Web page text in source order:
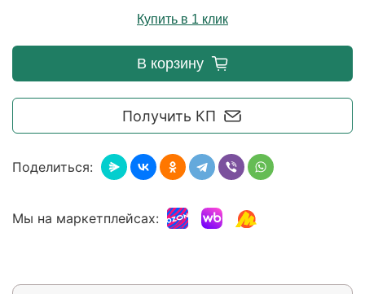
Купить в 1 клик
Получить КП
В корзину
Поделиться:
Мы на маркетплейсах: